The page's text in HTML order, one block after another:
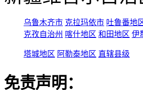
乌鲁木齐市 克拉玛依市 吐鲁番地
克孜自治州 喀什地区 和田地区 伊
塔城地区 阿勒泰地区 直辖县级
免责声明：